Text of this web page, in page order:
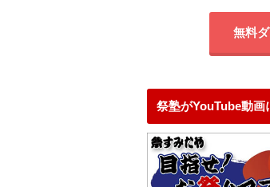
無料
祭塾がYouTube動画